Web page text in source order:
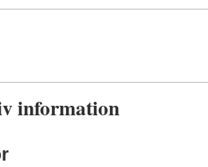
information